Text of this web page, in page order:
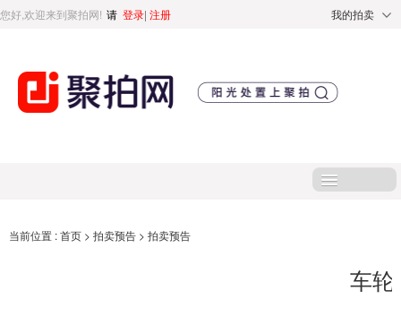
您好,欢迎来到聚拍网! 请 登录| 注册 我的拍卖
首页
当前位置 :首页 > 拍卖预告 > 拍卖预告
车